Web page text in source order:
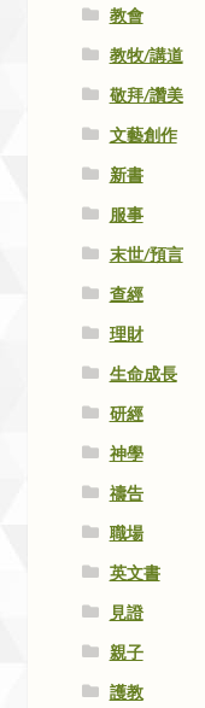
教會
教牧/講道
敬拜/讚美
文藝創作
新書
服事
末世/預言
查經
理財
生命成長
研經
神學
禱告
職場
英文書
見證
親子
護教